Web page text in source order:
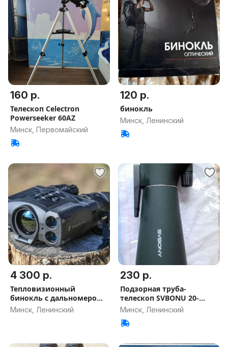
160 р.
Телескоп Celectron
Powerseeker 60AZ
Минск, Первомайский
120 р.
бинокль
Минск, Ленинский
4 300 р.
Тепловизионный
бинокль с дальномером
Pulsar
Минск, Ленинский
230 р.
Подзорная труба-
телескоп SVBONU 20-
60/80.
Минск, Ленинский